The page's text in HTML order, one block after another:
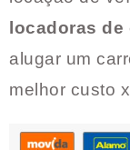
locadoras de
alugar um
melhor custo